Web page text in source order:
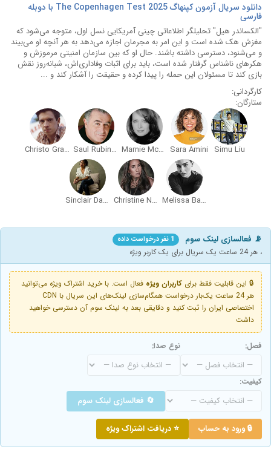
دانلود سریال آزمون کپنهاگ The Copenhagen Test 2025 با دوبله
فارسی
"الکساندر هیل" تحلیلگر اطلاعاتی چینی آمریکایی نسل اول، متوجه می‌شود که
مغزش هک شده است و این امر به مجرمان اجازه می‌دهد به هر آنچه او می‌بیند
و می‌شنود، دسترسی داشته باشند. حال او که بین سازمان امنیتی مرموزش و
هکرهای ناشناس گرفتار شده است، باید برای اثبات وفاداری‌اش، شبانه‌روز نقش
بازی کند تا مسئولان این حمله را پیدا کرده و حقیقت را آشکار کند و ...
کارگردانی:
ستارگان:
Simu Liu
Sara Amini
Marnie McPhail
Saul Rubinek
Christo Graham
Melissa Barrera
Christine Noble
Sinclair Daniel
📡 فعالسازی لینک سوم 1 نفر درخواست داده
، هر 24 ساعت یک سریال برای یک کاربر ویژه
🔒 این قابلیت فقط برای کاربران ویژه فعال است. با خرید اشتراک ویژه می‌توانید
هر 24 ساعت یک‌بار درخواست همگام‌سازی لینک‌های این سریال با CDN
اختصاصی ایران را ثبت کنید و دقایقی بعد به لینک سوم آن دسترسی خواهید
داشت
فصل: نوع صدا:
کیفیت:
🔄 فعالسازی لینک سوم
🔒 ورود به حساب ⭐ دریافت اشتراک ویژه